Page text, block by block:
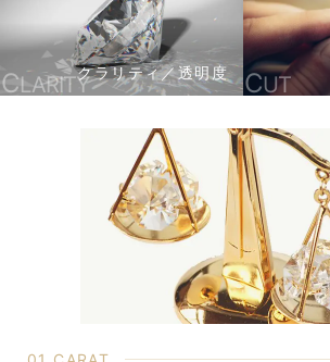
LARITYクラリティ／透明度 UT